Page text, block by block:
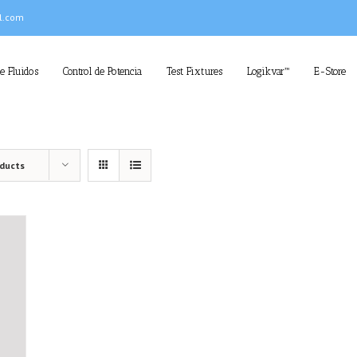
Fluidos Control de Potencia Test Fixtures Logikvar™ E-Store